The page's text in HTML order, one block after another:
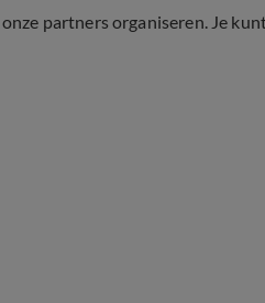
partners organiseren. Je